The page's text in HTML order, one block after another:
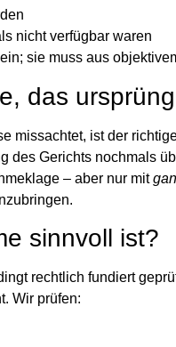
nicht verfügbar waren
sie muss aus
das
missachtet, ist der
Gerichts nochmals
– aber nur mit
.
sinnvoll ist?
rechtlich fundiert
Wir prüfen: